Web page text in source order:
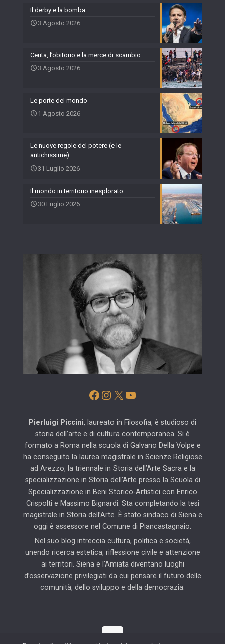
Il derby e la bomba
3 Agosto 2026
Ceuta, l’obitorio e la merce di scambio
3 Agosto 2026
Le porte del mondo
1 Agosto 2026
Le nuove regole del potere (e le
antichissime)
31 Luglio 2026
Il mondo in territorio inesplorato
30 Luglio 2026
Facebook
Instagram
X YouTube
Pierluigi Piccini, laureato in Filosofia, è studioso di
storia dell’arte e di cultura contemporanea. Si è
formato a Roma nella scuola di Galvano Della Volpe e
ha conseguito la laurea magistrale in Scienze Religiose
ad Arezzo, la triennale in Storia dell’Arte Sacra e la
specializzazione in Storia dell’Arte presso la Scuola di
Specializzazione in Beni Storico-Artistici con Enrico
Crispolti e Massimo Bignardi. Sta completando la tesi
magistrale in Storia dell’Arte. È stato sindaco di Siena e
oggi è assessore nel Comune di Piancastagnaio.
Nel suo blog intreccia cultura, politica e società,
unendo ricerca estetica, riflessione civile e attenzione
ai territori. Siena e l’Amiata diventano luoghi
d’osservazione privilegiati da cui pensare il futuro delle
comunità, dello sviluppo e della democrazia.